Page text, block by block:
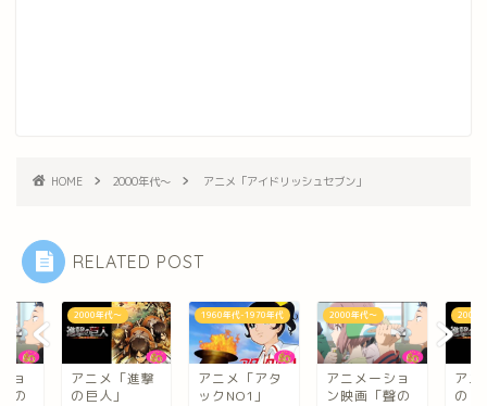
HOME 2000年代～ アニメ「アイドリッシュセブン」
RELATED POST
撃
1960年代-1970年代
アニメ「アタ
ックNO1」
2000年代～
アニメーショ
ン映画「聲の
2000年代～
アニメ「進撃
の巨人」
1960
アニ
ック